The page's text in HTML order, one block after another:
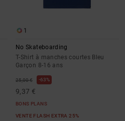
1
No Skateboarding
T-Shirt à manches courtes Bleu
Garçon 8-16 ans
25,00 € 63%
9,37 €
BONS PLANS
VENTE FLASH EXTRA 25%